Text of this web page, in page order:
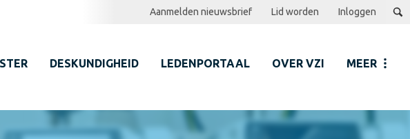
DESKUNDIGHEID LEDENPORTAAL OVER VZI MEER
Aanmelden nieuwsbrief Lid worden Inloggen